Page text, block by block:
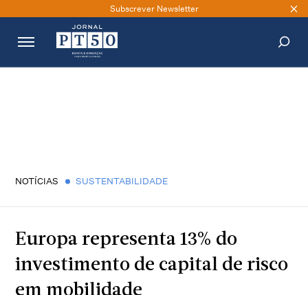
Subscrever Newsletter
NOTÍCIAS SUSTENTABILIDADE
Europa representa 13% do
investimento de capital de risco
em mobilidade